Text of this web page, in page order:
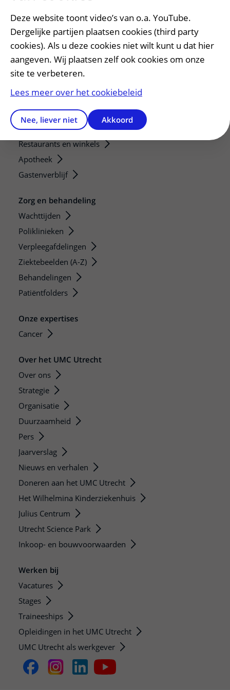
Zorgverlenersportaal
Service, contact en faciliteiten
Contact
Adres en route
Parkeren
Faciliteiten en voorzieningen
Restaurants en winkels
Apotheek
Gastenverblijf
Zorg en behandeling
Wachttijden
Poliklinieken
Verpleegafdelingen
Ziektebeelden (A-Z)
Behandelingen
Patiëntfolders
Onze expertises
Cancer
Over het UMC Utrecht
Over ons
Strategie
Organisatie
Duurzaamheid
Pers
Jaarverslag
Nieuws en verhalen
Doneren aan het UMC Utrecht
Het Wilhelmina Kinderziekenhuis
Julius Centrum
Utrecht Science Park
Inkoop- en bouwvoorwaarden
Werken bij
Vacatures
Stages
Traineeships
Opleidingen in het UMC Utrecht
UMC Utrecht als werkgever
Deze website toont video’s van o.a. YouTube.
Dergelijke partijen plaatsen cookies (third party
cookies). Als u deze cookies niet wilt kunt u dat hier
aangeven. Wij plaatsen zelf ook cookies om onze
site te verbeteren.
Lees meer over het cookiebeleid
Nee, liever niet Akkoord